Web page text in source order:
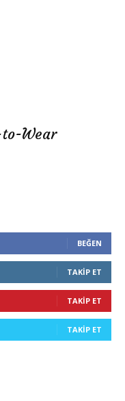
Wear
BEĞEN
TAKIP ET
TAKIP ET
TAKIP ET